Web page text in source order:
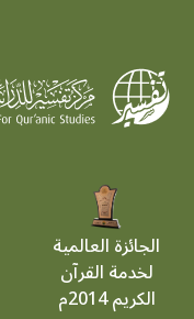
الجائزة العالمية
لخدمة القرآن
الكريم 2014م